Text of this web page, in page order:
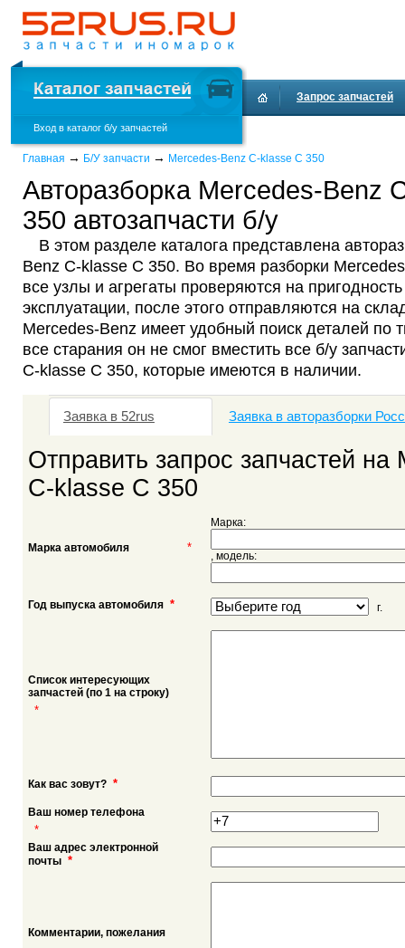
Вход в каталог б/у запчастей
Запрос запчастей
Главная → Б/У запчасти → Mercedes-Benz C-klasse C 350
Авторазборка Mercedes-Benz
350 автозапчасти б/у
В этом разделе каталога представлена
Benz C-klasse C 350. Во время разборки
все узлы и агрегаты проверяются на
эксплуатации, после этого отправляются на
Mercedes-Benz имеет удобный поиск деталей по
все старания он не смог вместить все б/у
C-klasse C 350, которые имеются в наличии.
Заявка в 52rus Заявка в авторазборки
Отправить запрос запчастей на
C-klasse C 350
Марка автомобиля *
Марка:
, модель:
Год выпуска автомобиля * г.
Список интересующих
запчастей (по 1 на строку)
*
Как вас зовут? *
Ваш номер телефона
*
Ваш адрес электронной
почты *
Комментарии, пожелания